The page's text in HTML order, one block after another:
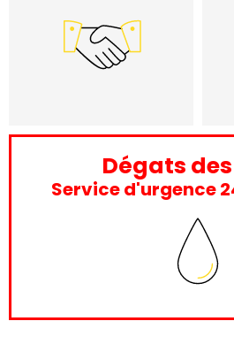
Dégats
Service d'urgence